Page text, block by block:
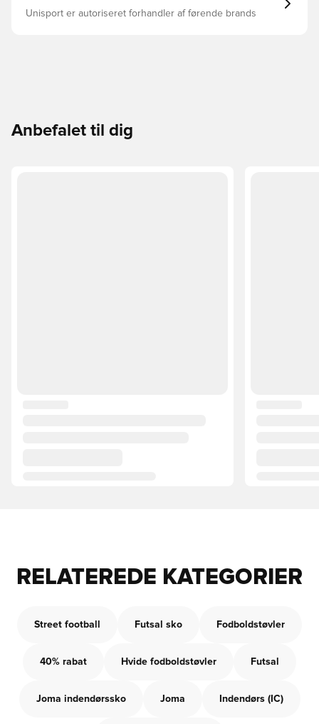
Unisport er autoriseret forhandler af førende brands
Anbefalet til dig
RELATEREDE KATEGORIER
Street football Futsal sko Fodboldstøvler
40% rabat Hvide fodboldstøvler Futsal
Joma indendørssko Joma Indendørs (IC)